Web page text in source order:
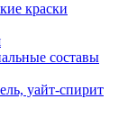
краски
составы
уайт-спирит